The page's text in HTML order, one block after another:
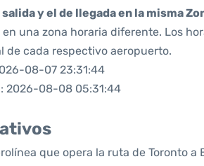
y el de llegada en la misma
una zona horaria diferente. Los
de cada respectivo aeropuerto.
08-07 23:31:44
2026-08-08 05:31:44
que opera la ruta de Toronto a